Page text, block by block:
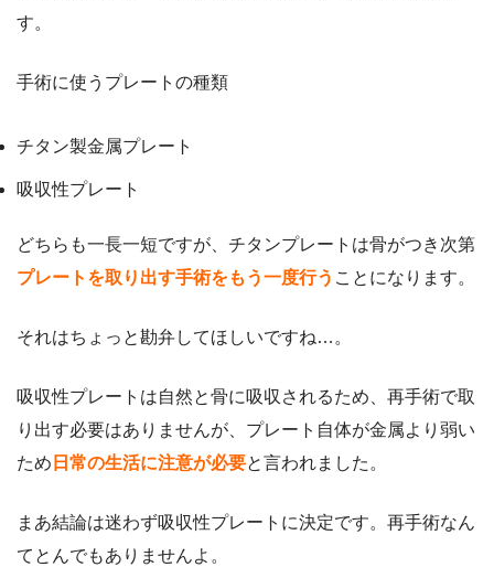
す。
手術に使うプレートの種類
チタン製金属プレート
吸収性プレート
どちらも一長一短ですが、チタンプレートは骨がつき次第
プレートを取り出す手術をもう一度行う ことになります。
それはちょっと勘弁してほしいですね…。
吸収性プレートは自然と骨に吸収されるため、再手術で取
り出す必要はありませんが、プレート自体が金属より弱い
ため 日常の生活に注意が必要と言われました。
まあ結論は迷わず吸収性プレートに決定です。再手術なん
てとんでもありませんよ。